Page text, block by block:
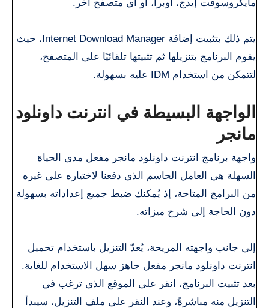
مايكروسوفت إيدج، أوبرا، أو أي متصفح آخر.
يتم ذلك بتثبيت إضافة Internet Download Manager، حيث
يقوم البرنامج بتنزيلها ثم تثبيتها تلقائيًا على المتصفح،
لتتمكن من استخدام IDM عليه بسهولة.
الواجهة البسيطة في انترنت داونلود
مانجر
واجهة برنامج
انترنت داونلود مانجر مفعل مدى الحياة
السهلة هي العامل الحاسم الذي دفعنا لاختياره على غيره
من البرامج المتاحة، إذ يُمكنك ضبط جميع إعداداته بسهولة
دون الحاجة إلى شرح ميزاته.
إلى جانب واجهته المريحة، يُعدّ التنزيل باستخدام تحميل
انترنت داونلود مانجر مفعل جاهز سهل الاستخدام للغاية.
بعد تثبيت البرنامج، انقر على الموقع الذي ترغب في
التنزيل منه مباشرةً، وعند النقر على ملف التنزيل، سيبدأ